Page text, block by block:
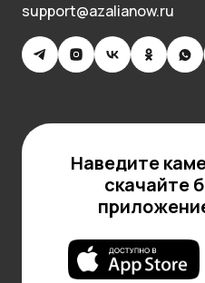
support@azalianow.ru
Наведите
скачайте